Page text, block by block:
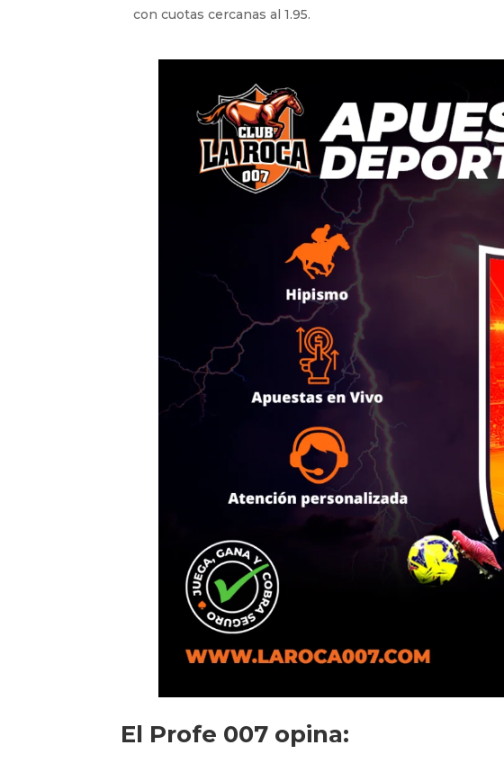
con cuotas cercanas al 1.95.
El Profe 007 opina: